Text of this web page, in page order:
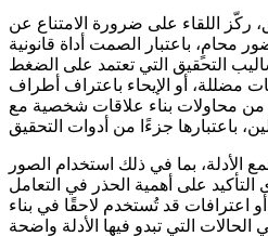
ركّز اللقاء على ضرورة الامتناع عن
محامٍ، باعتبار الصمت أداة قانونية
التحقيق التي تعتمد على الضغط
مضللة، أو الإيحاء باعتراف أطراف
من محاولات بناء علاقات شخصية مع
الأدلة، بما في ذلك استخدام الصور
على أهمية الحذر في التعامل
اعترافات قد تُستخدم لاحقًا في بناء